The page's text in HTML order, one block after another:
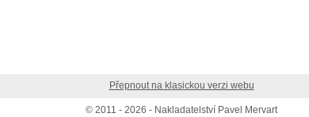
Přepnout na klasickou verzi webu
© 2011 - 2026 - Nakladatelství Pavel Mervart